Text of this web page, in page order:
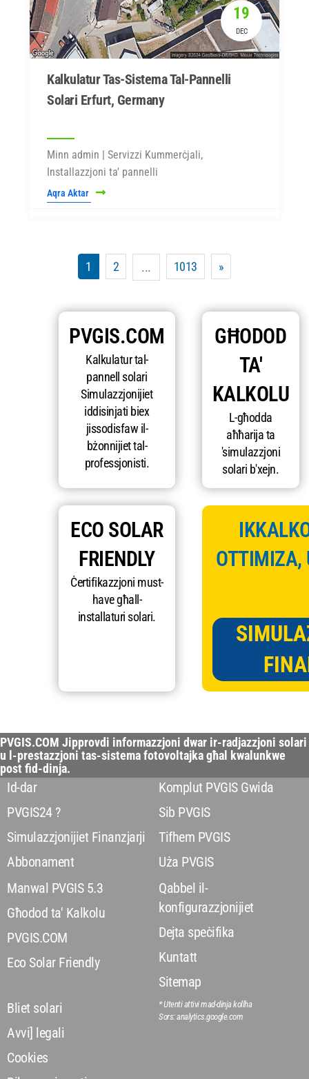
19
DEC
Kalkulatur Tas-Sistema Tal-Pannelli
Solari Erfurt, Germany
Minn admin | Servizzi Kummerċjali,
Installazzjoni ta' pannelli
Aqra Aktar
1 2 ... 1013 »
PVGIS.COM
Kalkulatur tal-
pannell solari
Simulazzjonijiet
iddisinjati biex
jissodisfaw il-
bżonnijiet tal-
professjonisti.
GĦODOD
TA'
KALKOLU
L-għodda
aħħarija ta
'simulazzjoni
solari b'xejn.
ECO SOLAR
FRIENDLY
Ċertifikazzjoni must-
have għall-
installaturi solari.
OTTIMIZA,
PVGIS.COM Jipprovdi informazzjoni dwar ir-radjazzjoni solari
u l-prestazzjoni tas-sistema fotovoltajka għal kwalunkwe
post fid-dinja.
Id-dar
PVGIS24 ?
Simulazzjonijiet Finanzjarji
Abbonament
Manwal PVGIS 5.3
Għodod ta' Kalkolu
PVGIS.COM
Eco Solar Friendly
Bliet solari
Avvi] legali
Cookies
Komplut PVGIS Gwida
Sib PVGIS
Tifhem PVGIS
Uża PVGIS
Qabbel il-
konfigurazzjonijiet
Dejta speċifika
Kuntatt
Sitemap
* Utenti attivi mad-dinja kollha
Sors: analytics.google.com